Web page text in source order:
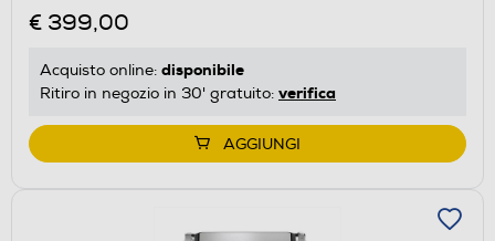
€ 399,00
Acquisto online: disponibile
Ritiro in negozio in 30' gratuito: verifica
AGGIUNGI